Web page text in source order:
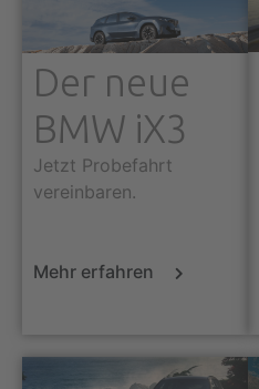
Der neue
BMW iX3
Jetzt Probefahrt
vereinbaren.
Mehr erfahren